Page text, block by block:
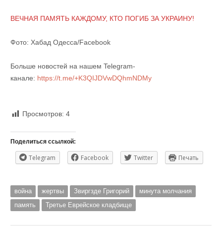
ВЕЧНАЯ ПАМЯТЬ КАЖДОМУ, КТО ПОГИБ ЗА УКРАИНУ!
Фото: Хабад Одесса/Facebook
Больше новостей на нашем Telegram-
канале: https://t.me/+K3QIJDVwDQhmNDMy
Просмотров: 4
Поделиться ссылкой:
Telegram Facebook Twitter Печать
война жертвы Звиргзде Григорий
минута молчания
память
Третье Еврейское кладбище